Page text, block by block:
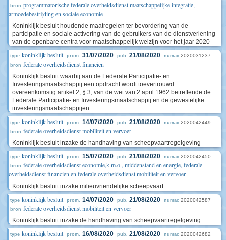
bron programmatorische federale overheidsdienst maatschappelijke integratie,
armoedebestrijding en sociale economie
Koninklijk besluit houdende maatregelen ter bevordering van de
participatie en sociale activering van de gebruikers van de dienstverlening
van de openbare centra voor maatschappelijk welzijn voor het jaar 2020
type koninklijk besluit prom. 31/07/2020 pub. 21/08/2020 numac 2020031237
bron federale overheidsdienst financien
Koninklijk besluit waarbij aan de Federale Participatie- en
Investeringsmaatschappij een opdracht wordt toevertrouwd
overeenkomstig artikel 2, § 3, van de wet van 2 april 1962 betreffende de
Federale Participatie- en Investeringsmaatschappij en de gewestelijke
investeringsmaatschappijen
type koninklijk besluit prom. 14/07/2020 pub. 21/08/2020 numac 2020042449
bron federale overheidsdienst mobiliteit en vervoer
Koninklijk besluit inzake de handhaving van scheepvaartregelgeving
type koninklijk besluit prom. 15/07/2020 pub. 21/08/2020 numac 2020042450
bron federale overheidsdienst economie,k.m.o., middenstand en energie, federale
overheidsdienst financien en federale overheidsdienst mobiliteit en vervoer
Koninklijk besluit inzake milieuvriendelijke scheepvaart
type koninklijk besluit prom. 14/07/2020 pub. 21/08/2020 numac 2020042587
bron federale overheidsdienst mobiliteit en vervoer
Koninklijk besluit inzake de handhaving van scheepvaartregelgeving
type koninklijk besluit prom. 16/08/2020 pub. 21/08/2020 numac 2020042682